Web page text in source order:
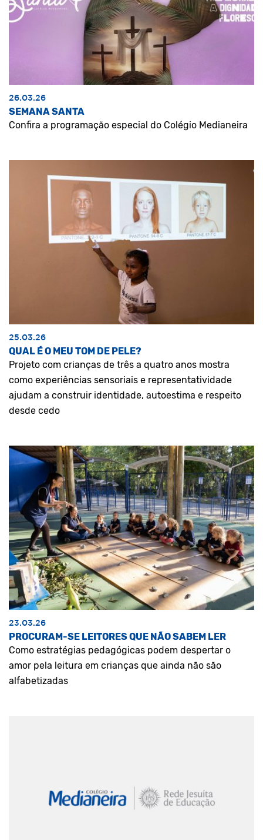
26.03.26
SEMANA SANTA
Confira a programação especial do Colégio Medianeira
25.03.26
QUAL É O MEU TOM DE PELE?
Projeto com crianças de três a quatro anos mostra
como experiências sensoriais e representatividade
ajudam a construir identidade, autoestima e respeito
desde cedo
23.03.26
PROCURAM-SE LEITORES QUE NÃO SABEM LER
Como estratégias pedagógicas podem despertar o
amor pela leitura em crianças que ainda não são
alfabetizadas